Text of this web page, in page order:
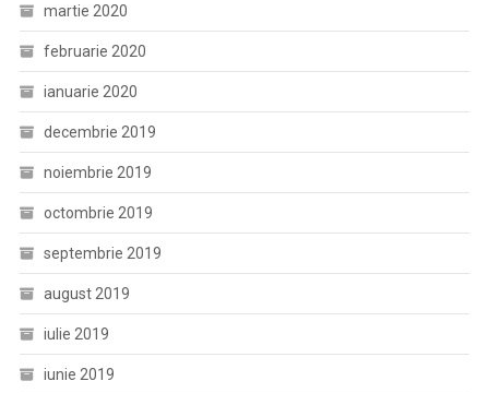
martie 2020
februarie 2020
ianuarie 2020
decembrie 2019
noiembrie 2019
octombrie 2019
septembrie 2019
august 2019
iulie 2019
iunie 2019